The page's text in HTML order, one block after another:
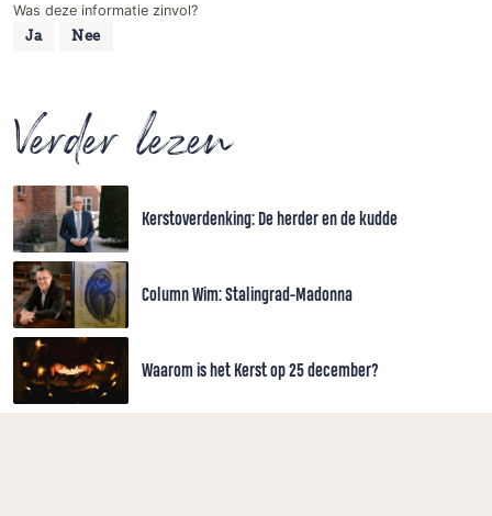
Was deze informatie zinvol?
Ja Nee
Verder lezen
Kerstoverdenking: De herder en de kudde
Column Wim: Stalingrad-Madonna
Waarom is het Kerst op 25 december?